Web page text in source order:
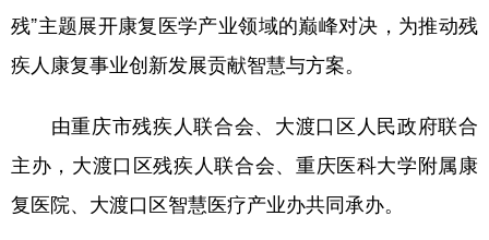
残”主题展开康复医学产业领域的巅峰对决，为推动残
疾人康复事业创新发展贡献智慧与方案。
由重庆市残疾人联合会、大渡口区人民政府联合
主办，大渡口区残疾人联合会、重庆医科大学附属康
复医院、大渡口区智慧医疗产业办共同承办。